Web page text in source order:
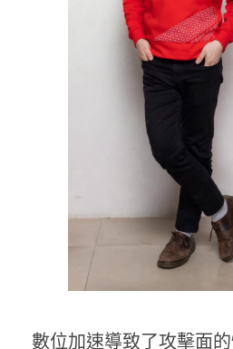
數位加速導致了攻擊面